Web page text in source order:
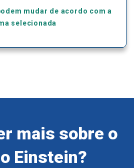
mudar de acordo com a
selecionada
mais sobre o
Einstein?